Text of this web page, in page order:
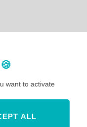
format mensuel sur
want to activate
ALL